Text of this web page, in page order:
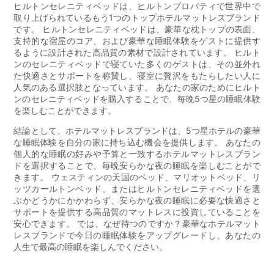
ヒルトンセレニティベッドは、ヒルトンプロパティで世界中で
取り上げられているもう1つのトップホテルマットレスブランド
です。 ヒルトンセレニティベッドは、豪華な枕トップの表面、
支持的な宿屋のコア、および豪華な睡眠体験をゲストに提供す
るように設計された高品質の素材で設計されています。 ヒルト
ンのセレニティベッドで寝ていた多くのゲストは、その並外れ
た快適さとサポートを称賛し、寝室に贅沢をもたらしたい人に
人気のある選択肢となっています。 あなたの家のためにヒルト
ンのセレニティベッドを購入することで、毎晩5つ星の睡眠体験
を楽しむことができます。
結論として、ホテルマットレスブランドは、5つ星ホテルの豪華
な睡眠体験を自分の家に持ち込む機会を提供します。 あなたの
個人的な睡眠の好みや予算と一致するホテルマットレスブラン
ドを選択することで、毎晩安らかな夜の睡眠を楽しむことがで
きます。 ウェスティンの天国のベッド、マリオットベッド、リ
ッツカールトンベッド、またはヒルトンセレニティベッドを選
ぶかどうかにかかわらず、安らかな夜の睡眠に必要な快適さと
サポートを提供する高品質のマットレスに投資していることを
安心できます。 では、なぜ待つのですか？豪華なホテルマット
レスブランドで今日の睡眠体験をアップグレードし、あなたの
人生で最高の睡眠を楽しんでください。